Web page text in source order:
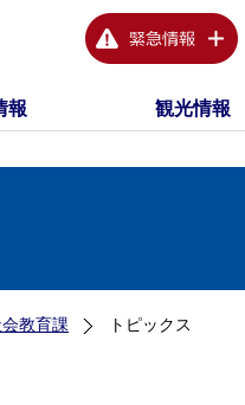
報 観光情報
教育課 トピックス